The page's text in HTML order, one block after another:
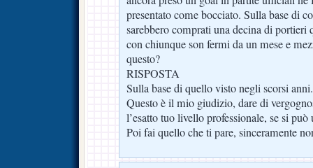
presentato come bocciato. Sulla base di
sarebbero comprati una decina di
con chiunque son fermi da un mese e
questo?
RISPOSTA
Sulla base di quello visto negli scorsi anni.
Questo è il mio giudizio, dare di
l’esatto tuo livello professionale, se si
Poi fai quello che ti pare, sinceramente